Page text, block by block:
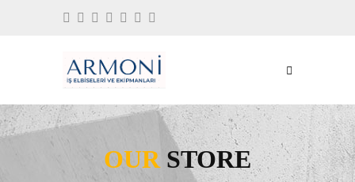
OUR STORE